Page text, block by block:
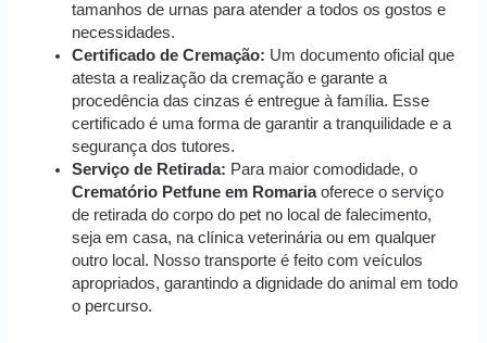
tamanhos de urnas para atender a todos os gostos e
necessidades.
Certificado de Cremação: Um documento oficial que
atesta a realização da cremação e garante a
procedência das cinzas é entregue à família. Esse
certificado é uma forma de garantir a tranquilidade e a
segurança dos tutores.
Serviço de Retirada: Para maior comodidade, o
Crematório Petfune em Romariaoferece o serviço
de retirada do corpo do pet no local de falecimento,
seja em casa, na clínica veterinária ou em qualquer
outro local. Nosso transporte é feito com veículos
apropriados, garantindo a dignidade do animal em todo
o percurso.